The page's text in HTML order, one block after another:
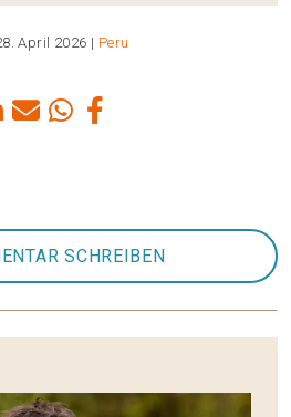
April 2026 | Peru
SCHREIBEN